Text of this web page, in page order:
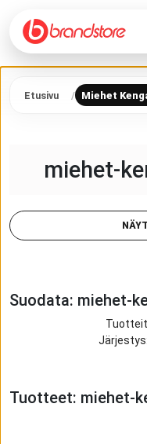
Etusivu Miehet
miehet-
Suodata: miehet-
Järjestys:
Tuotteet: miehet-